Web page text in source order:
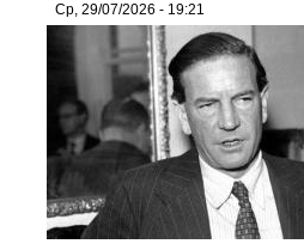
Ср, 29/07/2026 - 19:21